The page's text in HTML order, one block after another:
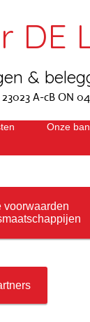
DE
&
A-cB ON
Onze
voorwaarden